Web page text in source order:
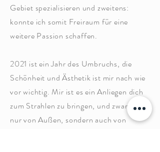
Gebiet spezialisieren und zweitens:
konnte ich somit Freiraum für eine
weitere Passion schaffen.
2021 ist ein Jahr des Umbruchs, die
Schönheit und Ästhetik ist mir nach wie
vor wichtig. Mir ist es ein Anliegen dich
zum Strahlen zu bringen, und zwar nicht
nur von Außen, sondern auch von